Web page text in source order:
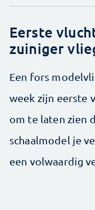
Eerste
zuiniger
Een fors
week zijn eerste
om te laten zien
schaalmodel je
een volwaardig